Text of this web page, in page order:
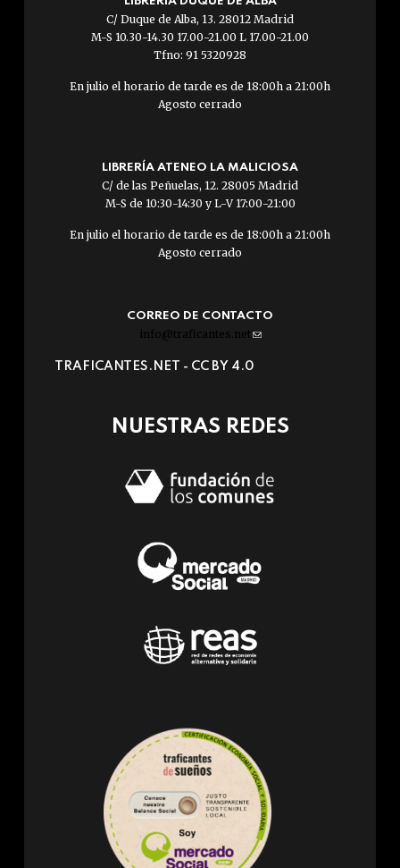
C/ Duque de Alba, 13. 28012 Madrid
M-S 10.30-14.30 17.00-21.00 L 17.00-21.00
Tfno: 91 5320928
En julio el horario de tarde es de 18:00h a 21:00h
Agosto cerrado
LIBRERÍA ATENEO LA MALICIOSA
C/ de las Peñuelas, 12. 28005 Madrid
M-S de 10:30-14:30 y L-V 17:00-21:00
En julio el horario de tarde es de 18:00h a 21:00h
Agosto cerrado
CORREO DE CONTACTO
info@traficantes.net (link
e-
TRAFICANTES.NET - CC BY 4.0
NUESTRAS REDES